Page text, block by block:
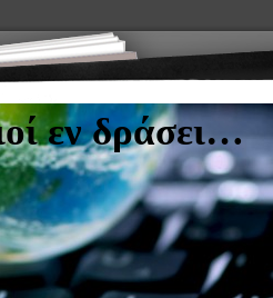
εν δράσει…